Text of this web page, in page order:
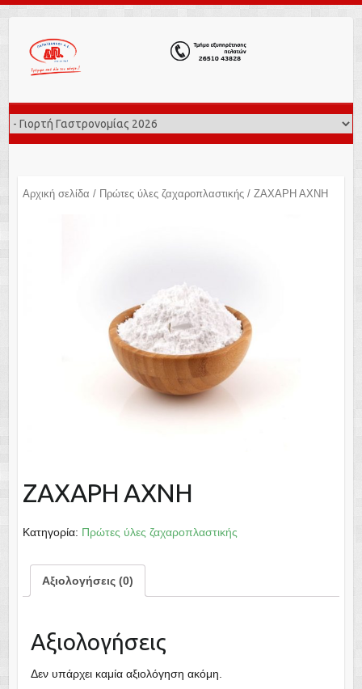
Αρχική σελίδα / Πρώτες ύλες ζαχαροπλαστικής/ ΖΑΧΑΡΗ ΑΧΝΗ
ΖΑΧΑΡΗ ΑΧΝΗ
Κατηγορία: Πρώτες ύλες ζαχαροπλαστικής
Αξιολογήσεις (0)
Αξιολογήσεις
Δεν υπάρχει καμία αξιολόγηση ακόμη.